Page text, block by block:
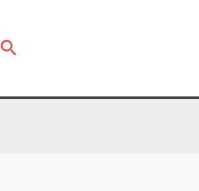
Pesquisar